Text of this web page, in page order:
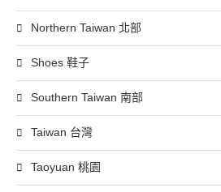
Northern Taiwan 北部
Shoes 鞋子
Southern Taiwan 南部
Taiwan 台灣
Taoyuan 桃園